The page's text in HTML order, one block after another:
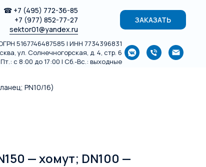
☎ +7 (495) 772-36-85
+7 (977) 852-77-27
sektor01@yandex.ru
ЗАКАЗАТЬ
5167746487585 | ИНН 7734396831
ул. Солнечногорская, д. 4, стр. 6
с 8:00 до 17:00 | Сб.-Вс.: выходные
PN10/16)
— хомут; DN100 —